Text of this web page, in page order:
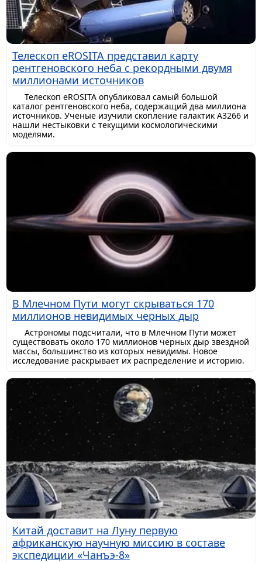
Телескоп eROSITA представил карту
рентгеновского неба с рекордными двумя
миллионами источников
Телескоп eROSITA опубликовал самый большой
каталог рентгеновского неба, содержащий два миллиона
источников. Ученые изучили скопление галактик A3266 и
нашли нестыковки с текущими космологическими
моделями.
В Млечном Пути могут скрываться 170
миллионов невидимых черных дыр
Астрономы подсчитали, что в Млечном Пути может
существовать около 170 миллионов черных дыр звездной
массы, большинство из которых невидимы. Новое
исследование раскрывает их распределение и историю.
Китай доставит на Луну первую
африканскую научную миссию в составе
экспедиции «Чанъэ-8»